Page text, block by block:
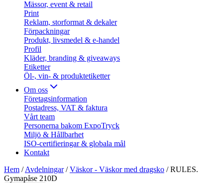
Mässor, event & retail
Print
Reklam, storformat & dekaler
Förpackningar
Produkt, livsmedel & e-handel
Profil
Kläder, branding & giveaways
Etiketter
Öl-, vin- & produktetiketter
Om oss
Företagsinformation
Postadress, VAT & faktura
Vårt team
Personerna bakom ExpoTryck
Miljö & Hållbarhet
ISO-certifieringar & globala mål
Kontakt
Hem /Avdelningar/Väskor - Väskor med dragsko /RULES.
Gymapåse 210D